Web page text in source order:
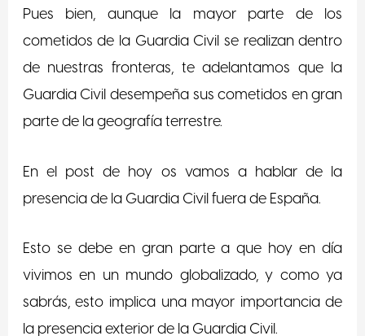
Pues bien, aunque la mayor parte de los
cometidos de la Guardia Civil se realizan dentro
de nuestras fronteras, te adelantamos que la
Guardia Civil desempeña sus cometidos en gran
parte de la geografía terrestre.
En el post de hoy os vamos a hablar de la
presencia de la Guardia Civil fuera de España.
Esto se debe en gran parte a que hoy en día
vivimos en un mundo globalizado, y como ya
sabrás, esto implica una mayor importancia de
la presencia exterior de la Guardia Civil.